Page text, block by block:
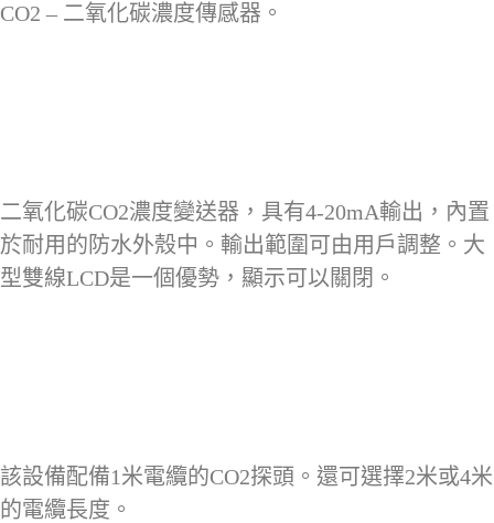
CO2 – 二氧化碳濃度傳感器。
二氧化碳CO2濃度變送器，具有4-20mA輸出，內置
於耐用的防水外殼中。輸出範圍可由用戶調整。大
型雙線LCD是一個優勢，顯示可以關閉。
該設備配備1米電纜的CO2探頭。還可選擇2米或4米
的電纜長度。